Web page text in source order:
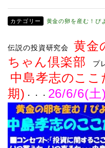
カテゴリー 黄金の卵を産む！ぴ
伝説の投資研究会 黄金
ちゃん倶楽部
プ
中島孝志のこ
期) ・・・ 26/6/6(土)